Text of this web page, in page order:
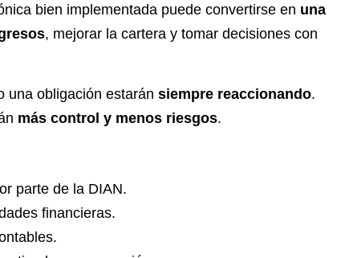
bien implementada puede convertirse en una
, mejorar la cartera y tomar decisiones con
una obligación estarán siempre reaccionando.
más control y menos riesgos.
parte de la DIAN.
financieras.